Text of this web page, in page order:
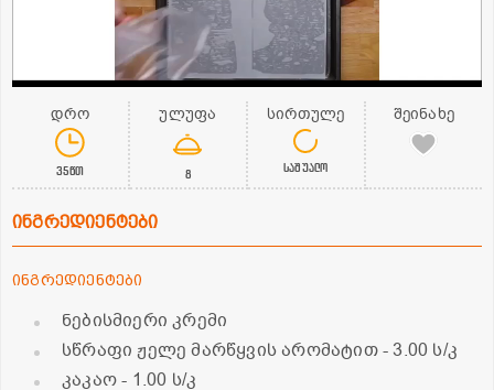
დრო
35წთ
ულუფა
8
სირთულე
საშუალო
შეინახე
ინგრედიენტები
ინგრედიენტები
ნებისმიერი კრემი
სწრაფი ჟელე მარწყვის არომატით- 3.00 ს/კ
კაკაო- 1.00 ს/კ